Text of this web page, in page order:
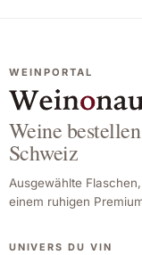
WEINPORTAL
Weine
Schweiz
Ausgewählte
einem ruhigen
UNIVERS DU VIN